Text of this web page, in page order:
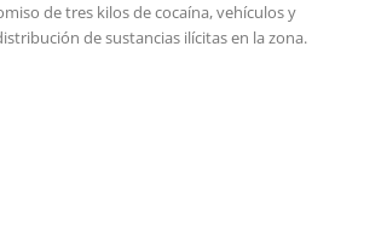
de tres kilos de cocaína, vehículos y
de sustancias ilícitas en la zona.